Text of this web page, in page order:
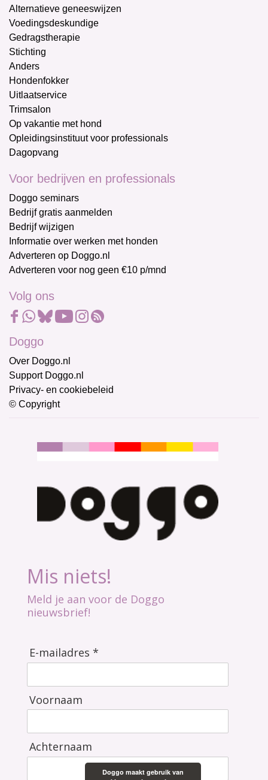
Alternatieve geneeswijzen
Voedingsdeskundige
Gedragstherapie
Stichting
Anders
Hondenfokker
Uitlaatservice
Trimsalon
Op vakantie met hond
Opleidingsinstituut voor professionals
Dagopvang
Voor bedrijven en professionals
Doggo seminars
Bedrijf gratis aanmelden
Bedrijf wijzigen
Informatie over werken met honden
Adverteren op Doggo.nl
Adverteren voor nog geen €10 p/mnd
Volg ons
Doggo
Over Doggo.nl
Support Doggo.nl
Privacy- en cookiebeleid
© Copyright
Mis niets!
Meld je aan voor de Doggo
nieuwsbrief!
E-mailadres *
Voornaam
Achternaam
Doggo maakt gebruik van